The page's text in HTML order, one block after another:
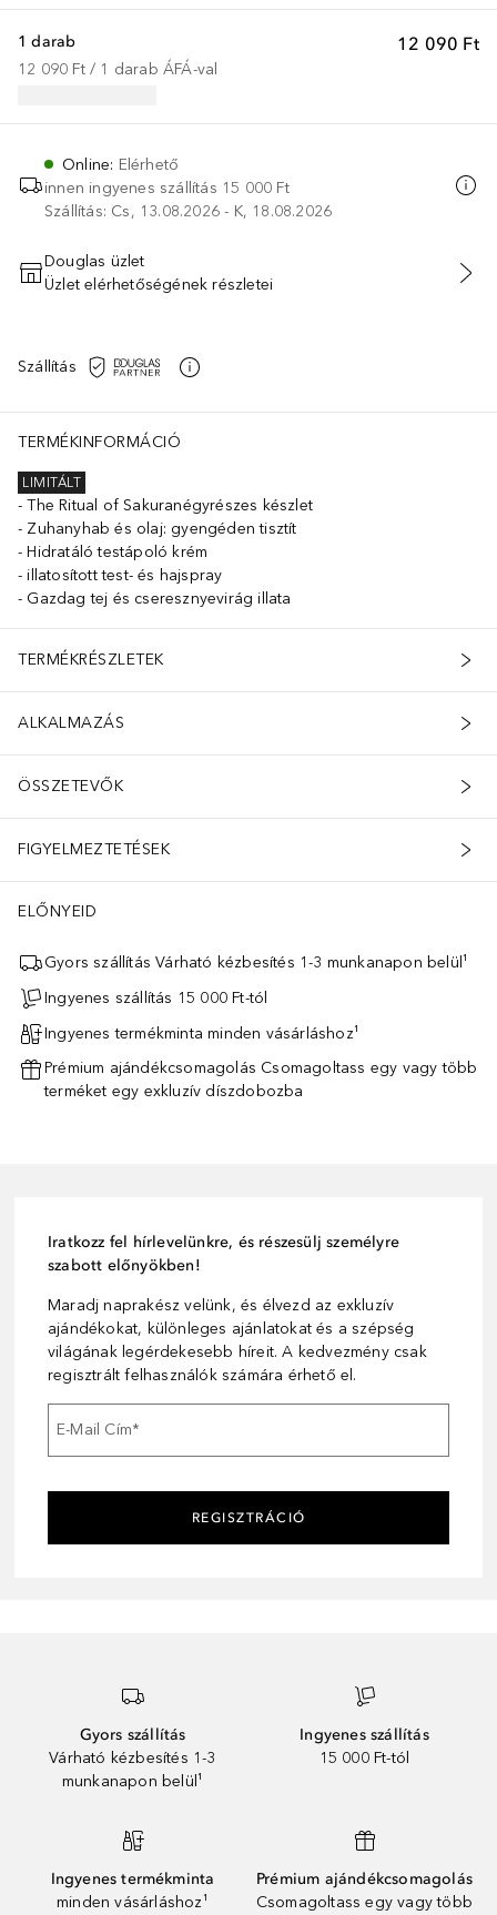
12 090 Ft
1 darab
12 090 Ft / 1 darab ÁFÁ-val
Online: Elérhető
innen ingyenes szállítás 15 000 Ft
Szállítás: Cs, 13.08.2026 - K, 18.08.2026
KOSÁRBA HELYEZÉS
Douglas üzlet
Üzlet elérhetőségének részletei
Szállítás
TERMÉKINFORMÁCIÓ
LIMITÁLT
The Ritual of Sakuranégyrészes készlet
Zuhanyhab és olaj: gyengéden tisztít
Hidratáló testápoló krém
illatosított test- és hajspray
Gazdag tej és cseresznyevirág illata
TERMÉKRÉSZLETEK
ALKALMAZÁS
ÖSSZETEVŐK
FIGYELMEZTETÉSEK
ELŐNYEID
Gyors szállítás Várható kézbesítés 1-3 munkanapon belül¹
Ingyenes szállítás 15 000 Ft-tól
Ingyenes termékminta minden vásárláshoz¹
Prémium ajándékcsomagolás Csomagoltass egy vagy több
terméket egy exkluzív díszdobozba
Iratkozz fel hírlevelünkre, és részesülj személyre
szabott előnyökben!
Maradj naprakész velünk, és élvezd az exkluzív
ajándékokat, különleges ajánlatokat és a szépség
világának legérdekesebb híreit. A kedvezmény csak
regisztrált felhasználók számára érhető el.
E-Mail Cím*
REGISZTRÁCIÓ
Gyors szállítás
Várható kézbesítés 1-3
munkanapon belül¹
Ingyenes szállítás
15 000 Ft-tól
Ingyenes termékminta
minden vásárláshoz¹
Prémium ajándékcsomagolás
Csomagoltass egy vagy több